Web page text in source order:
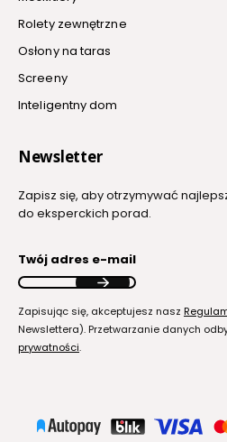
Rolety zewnętrzne
Osłony na taras
Screeny
Inteligentny dom
Newsletter
Zapisz się, aby otrzymywać
do eksperckich porad.
Twój adres e-mail
Zapisując się, akceptujesz nasz
Newslettera). Przetwarzanie danych
prywatności.